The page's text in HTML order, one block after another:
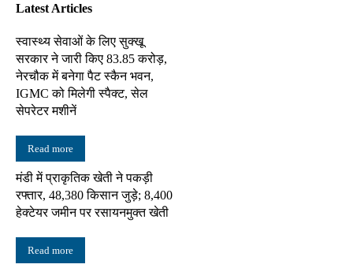
Latest Articles
स्वास्थ्य सेवाओं के लिए सुक्खू
सरकार ने जारी किए 83.85 करोड़,
नेरचौक में बनेगा पैट स्कैन भवन,
IGMC को मिलेगी स्पैक्ट, सेल
सेपरेटर मशीनें
Read more
मंडी में प्राकृतिक खेती ने पकड़ी
रफ्तार, 48,380 किसान जुड़े; 8,400
हेक्टेयर जमीन पर रसायनमुक्त खेती
Read more